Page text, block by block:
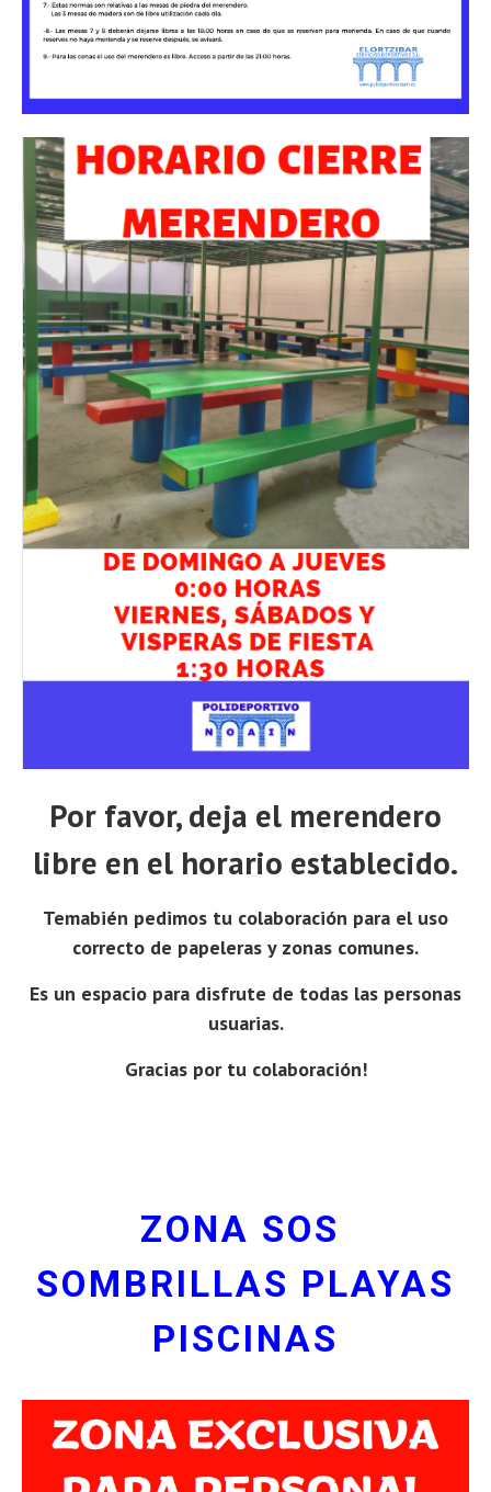
Por favor, deja el merendero
libre en el horario establecido.
Temabién pedimos tu colaboración para el uso
correcto de papeleras y zonas comunes.
Es un espacio para disfrute de todas las personas
usuarias.
Gracias por tu colaboración!
ZONA SOS
SOMBRILLAS PLAYAS
PISCINAS